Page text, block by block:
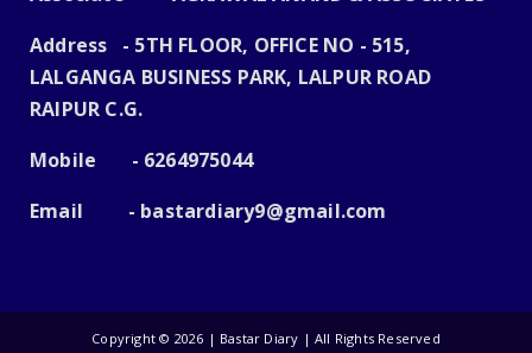
Address - 5TH FLOOR, OFFICE NO - 515,
LALGANGA BUSINESS PARK, LALPUR ROAD
RAIPUR C.G.
Mobile - 6264975044
Email - bastardiary9@gmail.com
Copyright © 2026 | Bastar Diary | All Rights Reserved